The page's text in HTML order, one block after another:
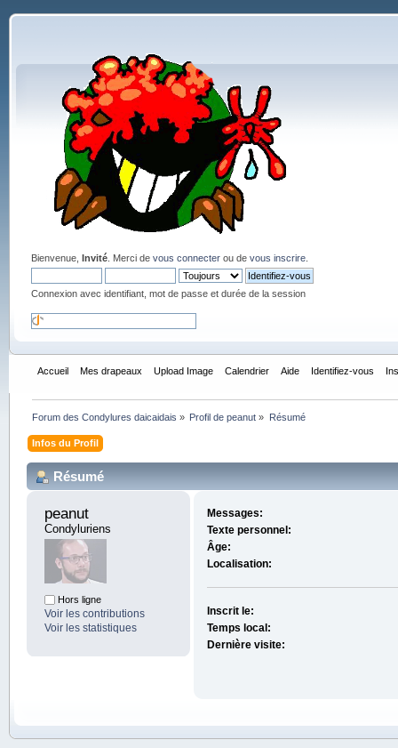
Bienvenue, Invité. Merci de vous connecterou de vous inscrire.
Connexion avec identifiant, mot de passe et durée de la session
Accueil Mes drapeaux Upload Image Calendrier Aide Identifiez-vous
Forum des Condylures daicaidais » Profil de peanut » Résumé
Infos du Profil
Résumé
peanut
Condyluriens
Hors ligne
Voir les contributions
Voir les statistiques
Messages:
Texte personnel:
Âge:
Localisation:
Inscrit le:
Temps local:
Dernière visite: